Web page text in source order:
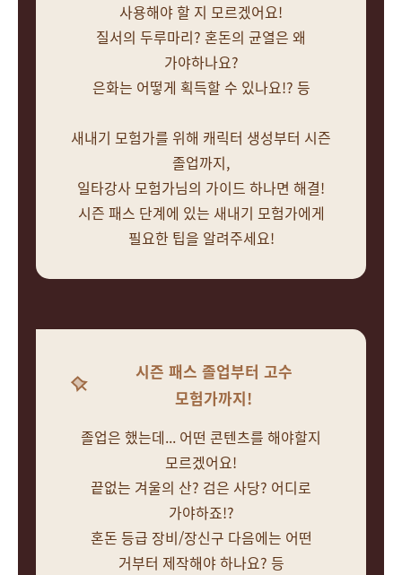
사용해야 할 지 모르겠어요!
질서의 두루마리? 혼돈의 균열은 왜
가야하나요?
은화는 어떻게 획득할 수 있나요!? 등
새내기 모험가를 위해 캐릭터 생성부터 시즌
졸업까지,
일타강사 모험가님의 가이드 하나면 해결!
시즌 패스 단계에 있는 새내기 모험가에게
필요한 팁을 알려주세요!
시즌 패스 졸업부터 고수
모험가까지!
졸업은 했는데... 어떤 콘텐츠를 해야할지
모르겠어요!
끝없는 겨울의 산? 검은 사당? 어디로
가야하죠!?
혼돈 등급 장비/장신구 다음에는 어떤
거부터 제작해야 하나요? 등